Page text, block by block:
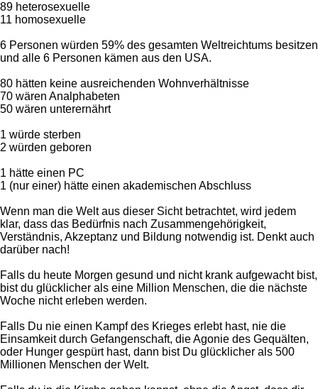
89 heterosexuelle
11 homosexuelle
6 Personen würden 59% des gesamten Weltreichtums besitzen
und alle 6 Personen kämen aus den USA.
80 hätten keine ausreichenden Wohnverhältnisse
70 wären Analphabeten
50 wären unterernährt
1 würde sterben
2 würden geboren
1 hätte einen PC
1 (nur einer) hätte einen akademischen Abschluss
Wenn man die Welt aus dieser Sicht betrachtet, wird jedem
klar, dass das Bedürfnis nach Zusammengehörigkeit,
Verständnis, Akzeptanz und Bildung notwendig ist. Denkt auch
darüber nach!
Falls du heute Morgen gesund und nicht krank aufgewacht bist,
bist du glücklicher als eine Million Menschen, die die nächste
Woche nicht erleben werden.
Falls Du nie einen Kampf des Krieges erlebt hast, nie die
Einsamkeit durch Gefangenschaft, die Agonie des Gequälten,
oder Hunger gespürt hast, dann bist Du glücklicher als 500
Millionen Menschen der Welt.